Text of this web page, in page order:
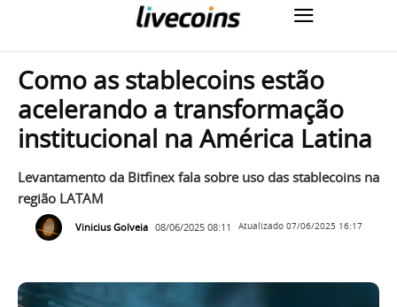
Como as stablecoins estão
acelerando a transformação
institucional na América Latina
Levantamento da Bitfinex fala sobre uso das stablecoins na
região LATAM
Vinicius Golveia 08/06/2025 08:11 Atualizado 07/06/2025 16:17